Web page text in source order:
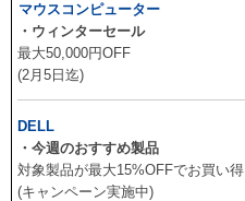
マウスコンピューター
・ウィンターセール
最大50,000円OFF
(2月5日迄)
DELL
・今週のおすすめ製品
対象製品が最大15%OFFでお買い得
(キャンペーン実施中)